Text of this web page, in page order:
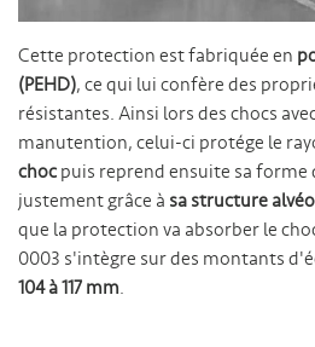
Cette protection est fabriquée en
(PEHD), ce qui lui confère des
résistantes. Ainsi lors des chocs
manutention, celui-ci protége le
choc puis reprend ensuite sa
justement grâce à sa structure
que la protection va absorber le
0003 s'intègre sur des montants
104 à 117 mm.